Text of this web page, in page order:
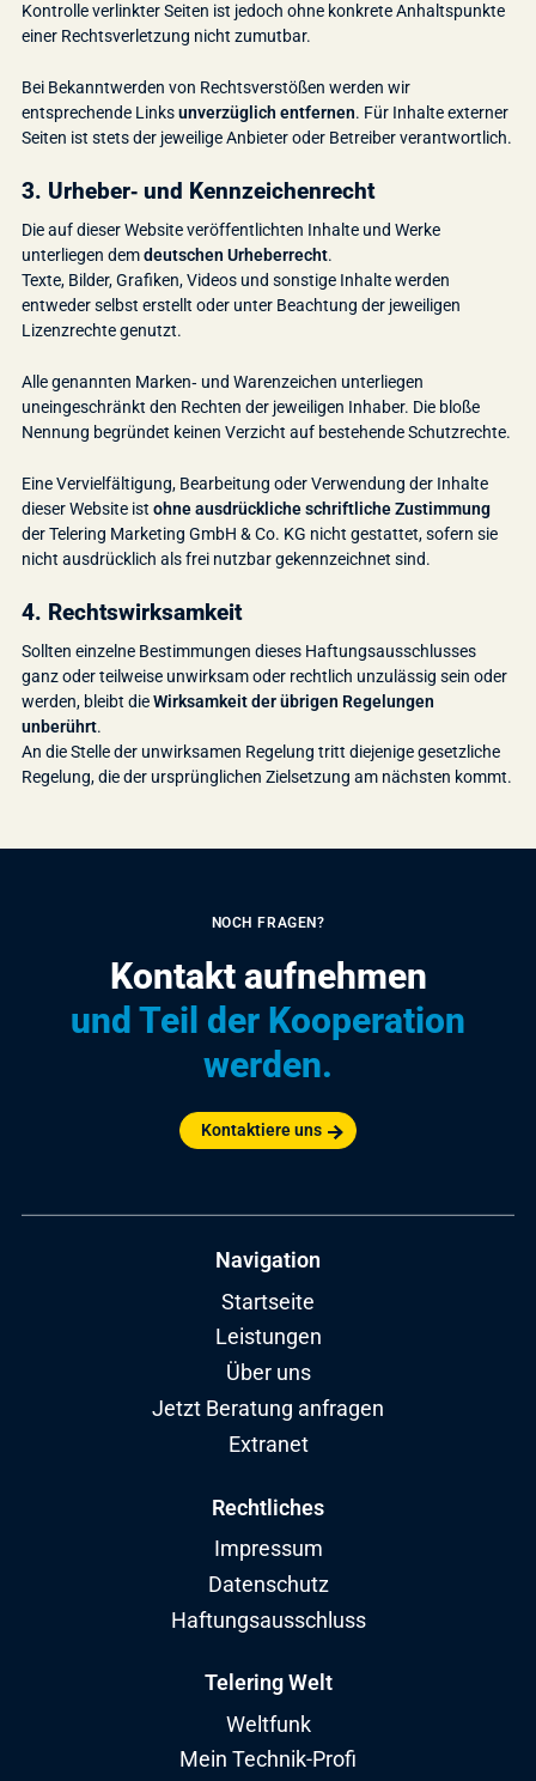
Kontrolle verlinkter Seiten ist jedoch ohne konkrete Anhaltspunkte
einer Rechtsverletzung nicht zumutbar.
Bei Bekanntwerden von Rechtsverstößen werden wir
entsprechende Linksunverzüglich entfernen. Für Inhalte externer
Seiten ist stets der jeweilige Anbieter oder Betreiber verantwortlich.
3. Urheber‑ und Kennzeichenrecht
Die auf dieser Website veröffentlichten Inhalte und Werke
unterliegen demdeutschen Urheberrecht.
Texte, Bilder, Grafiken, Videos und sonstige Inhalte werden
entweder selbst erstellt oder unter Beachtung der jeweiligen
Lizenzrechte genutzt.
Alle genannten Marken‑ und Warenzeichen unterliegen
uneingeschränkt den Rechten der jeweiligen Inhaber. Die bloße
Nennung begründet keinen Verzicht auf bestehende Schutzrechte.
Eine Vervielfältigung, Bearbeitung oder Verwendung der Inhalte
dieser Website ist ohne ausdrückliche schriftliche Zustimmung
der Telering Marketing GmbH & Co. KG nicht gestattet, sofern sie
nicht ausdrücklich als frei nutzbar gekennzeichnet sind.
4. Rechtswirksamkeit
Sollten einzelne Bestimmungen dieses Haftungsausschlusses
ganz oder teilweise unwirksam oder rechtlich unzulässig sein oder
werden, bleibt dieWirksamkeit der übrigen Regelungen
unberührt.
An die Stelle der unwirksamen Regelung tritt diejenige gesetzliche
Regelung, die der ursprünglichen Zielsetzung am nächsten kommt.
NOCH FRAGEN?
Kontakt aufnehmen
und Teil der Kooperation
werden.
Kontaktiere uns
Navigation
Startseite
Leistungen
Über uns
Jetzt Beratung anfragen
Extranet
Rechtliches
Impressum
Datenschutz
Haftungsausschluss
Telering Welt
Weltfunk
Mein Technik-Profi